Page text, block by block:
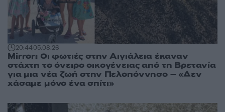
20:4405.08.26
Mirror: Οι φωτιές στην Αιγιάλεια έκαναν
στάχτη το όνειρο οικογένειας από τη Βρετανία
για μια νέα ζωή στην Πελοπόννησο – «Δεν
χάσαμε μόνο ένα σπίτι»